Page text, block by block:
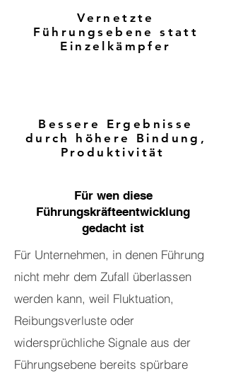
Vernetzte
Führungsebene statt
Einzelkämpfer
Bessere Ergebnisse
durch höhere Bindung,
Produktivität
Für wen diese
Führungskräfteentwicklung
gedacht ist
Für Unternehmen, in denen Führung
nicht mehr dem Zufall überlassen
werden kann, weil Fluktuation,
Reibungsverluste oder
widersprüchliche Signale aus der
Führungsebene bereits spürbare